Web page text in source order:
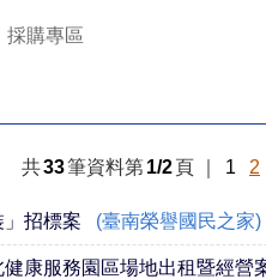
採購專區
共33筆資料第1/2頁 1 2
」招標案 (臺南榮譽國民之家)
康服務園區場地出租暨經營